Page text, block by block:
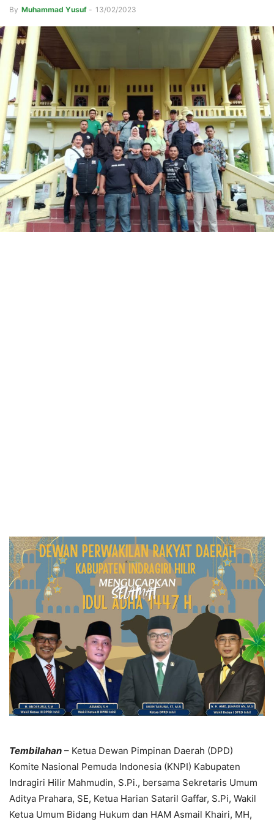
By Muhammad Yusuf - 13/02/2023
Tembilahan – Ketua Dewan Pimpinan Daerah (DPD)
Komite Nasional Pemuda Indonesia (KNPI) Kabupaten
Indragiri Hilir Mahmudin, S.Pi., bersama Sekretaris Umum
Aditya Prahara, SE, Ketua Harian Sataril Gaffar, S.Pi, Wakil
Ketua Umum Bidang Hukum dan HAM Asmail Khairi, MH,